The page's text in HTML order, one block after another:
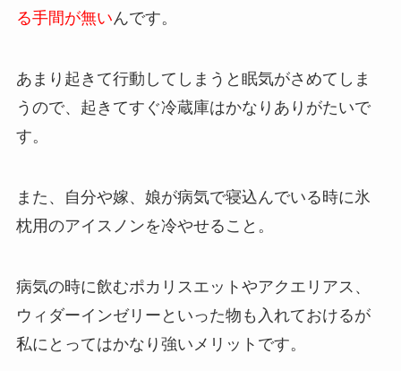
る手間が無いんです。
あまり起きて行動してしまうと眠気がさめてしま
うので、起きてすぐ冷蔵庫はかなりありがたいで
す。
また、自分や嫁、娘が病気で寝込んでいる時に氷
枕用のアイスノンを冷やせること。
病気の時に飲むポカリスエットやアクエリアス、
ウィダーインゼリーといった物も入れておけるが
私にとってはかなり強いメリットです。